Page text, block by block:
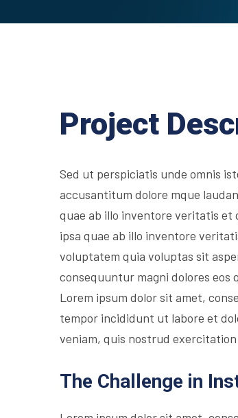
Project
Sed ut perspiciatis unde omnis
accusantitum dolore mque
quae ab illo inventore veritatis
ipsa quae ab illo inventore
voluptatem quia voluptas sit
consequuntur magni dolores
Lorem ipsum dolor sit amet,
tempor incididunt ut labore et
veniam, quis nostrud
The Challenge in